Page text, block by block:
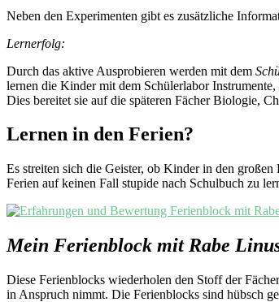
Neben den Experimenten gibt es zusätzliche
Lernerfolg:
Durch das aktive Ausprobieren werden mit dem
lernen die Kinder mit dem Schülerlabor
Dies bereitet sie auf die späteren Fächer Biologie,
Lernen in den Ferien?
Es streiten sich die Geister, ob Kinder in den
Ferien auf keinen Fall stupide nach Schulbuch zu
Mein Ferienblock mit Rabe
Diese Ferienblocks wiederholen den Stoff der
in Anspruch nimmt. Die Ferienblocks sind hübsch